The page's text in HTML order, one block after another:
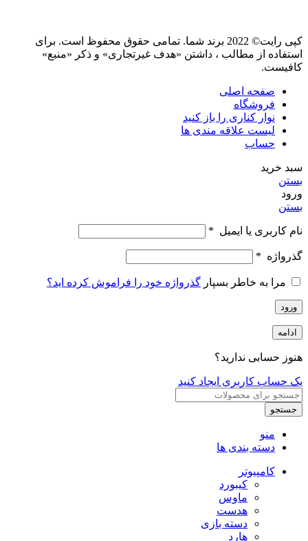
کپی رایت© 2022 برند شما. تمامی حقوق محفوظ است. برای
استفاده از مطالب ، داشتن «هدف غیرتجاری» و ذکر «منبع»
کافیست.
صفحه اصلی
فروشگاه
نوار کناری را باز کنید
لیست علاقه مندی ها
حساب
سبد خرید
بستن
ورود
بستن
نام کاربری یا ایمیل *
گذرواژه *
مرا به خاطر بسپار گذرواژه خود را فراموش کرده اید؟
ورود
ادامه
هنوز حسابی ندارید؟
یک حساب کاربری ایجاد کنید
جستجو
منو
دسته بندی ها
کامپیوتر
کیبورد
ماوس
هدست
دسته بازی
هارد